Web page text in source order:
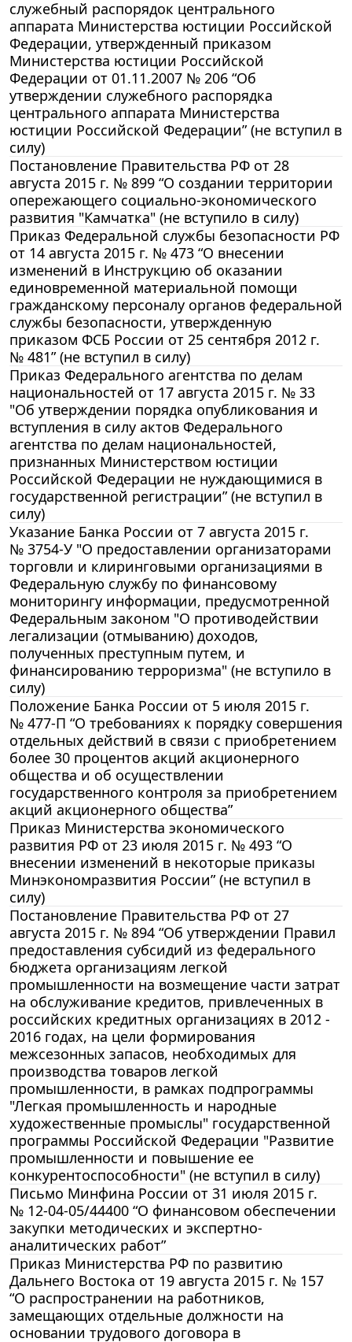
служебный распорядок центрального
аппарата Министерства юстиции Российской
Федерации, утвержденный приказом
Министерства юстиции Российской
Федерации от 01.11.2007 № 206 “Об
утверждении служебного распорядка
центрального аппарата Министерства
юстиции Российской Федерации” (не вступил в
силу)
Постановление Правительства РФ от 28
августа 2015 г. № 899 “О создании территории
опережающего социально-экономического
развития "Камчатка" (не вступило в силу)
Приказ Федеральной службы безопасности РФ
от 14 августа 2015 г. № 473 “О внесении
изменений в Инструкцию об оказании
единовременной материальной помощи
гражданскому персоналу органов федеральной
службы безопасности, утвержденную
приказом ФСБ России от 25 сентября 2012 г.
№ 481” (не вступил в силу)
Приказ Федерального агентства по делам
национальностей от 17 августа 2015 г. № 33
"Об утверждении порядка опубликования и
вступления в силу актов Федерального
агентства по делам национальностей,
признанных Министерством юстиции
Российской Федерации не нуждающимися в
государственной регистрации” (не вступил в
силу)
Указание Банка России от 7 августа 2015 г.
№ 3754-У "О предоставлении организаторами
торговли и клиринговыми организациями в
Федеральную службу по финансовому
мониторингу информации, предусмотренной
Федеральным законом "О противодействии
легализации (отмыванию) доходов,
полученных преступным путем, и
финансированию терроризма" (не вступило в
силу)
Положение Банка России от 5 июля 2015 г.
№ 477-П “О требованиях к порядку совершения
отдельных действий в связи с приобретением
более 30 процентов акций акционерного
общества и об осуществлении
государственного контроля за приобретением
акций акционерного общества”
Приказ Министерства экономического
развития РФ от 23 июля 2015 г. № 493 “О
внесении изменений в некоторые приказы
Минэкономразвития России” (не вступил в
силу)
Постановление Правительства РФ от 27
августа 2015 г. № 894 “Об утверждении Правил
предоставления субсидий из федерального
бюджета организациям легкой
промышленности на возмещение части затрат
на обслуживание кредитов, привлеченных в
российских кредитных организациях в 2012 -
2016 годах, на цели формирования
межсезонных запасов, необходимых для
производства товаров легкой
промышленности, в рамках подпрограммы
"Легкая промышленность и народные
художественные промыслы" государственной
программы Российской Федерации "Развитие
промышленности и повышение ее
конкурентоспособности" (не вступил в силу)
Письмо Минфина России от 31 июля 2015 г.
№ 12-04-05/44400 “О финансовом обеспечении
закупки методических и экспертно-
аналитических работ”
Приказ Министерства РФ по развитию
Дальнего Востока от 19 августа 2015 г. № 157
“О распространении на работников,
замещающих отдельные должности на
основании трудового договора в